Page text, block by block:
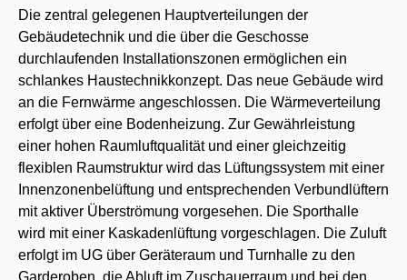
Die zentral gelegenen Hauptverteilungen der
Gebäudetechnik und die über die Geschosse
durchlaufenden Installationszonen ermöglichen ein
schlankes Haustechnikkonzept. Das neue Gebäude wird
an die Fernwärme angeschlossen. Die Wärmeverteilung
erfolgt über eine Bodenheizung. Zur Gewährleistung
einer hohen Raumluftqualität und einer gleichzeitig
flexiblen Raumstruktur wird das Lüftungssystem mit einer
Innenzonenbelüftung und entsprechenden Verbundlüftern
mit aktiver Überströmung vorgesehen. Die Sporthalle
wird mit einer Kaskadenlüftung vorgeschlagen. Die Zuluft
erfolgt im UG über Geräteraum und Turnhalle zu den
Garderoben, die Abluft im Zuschauerraum und bei den